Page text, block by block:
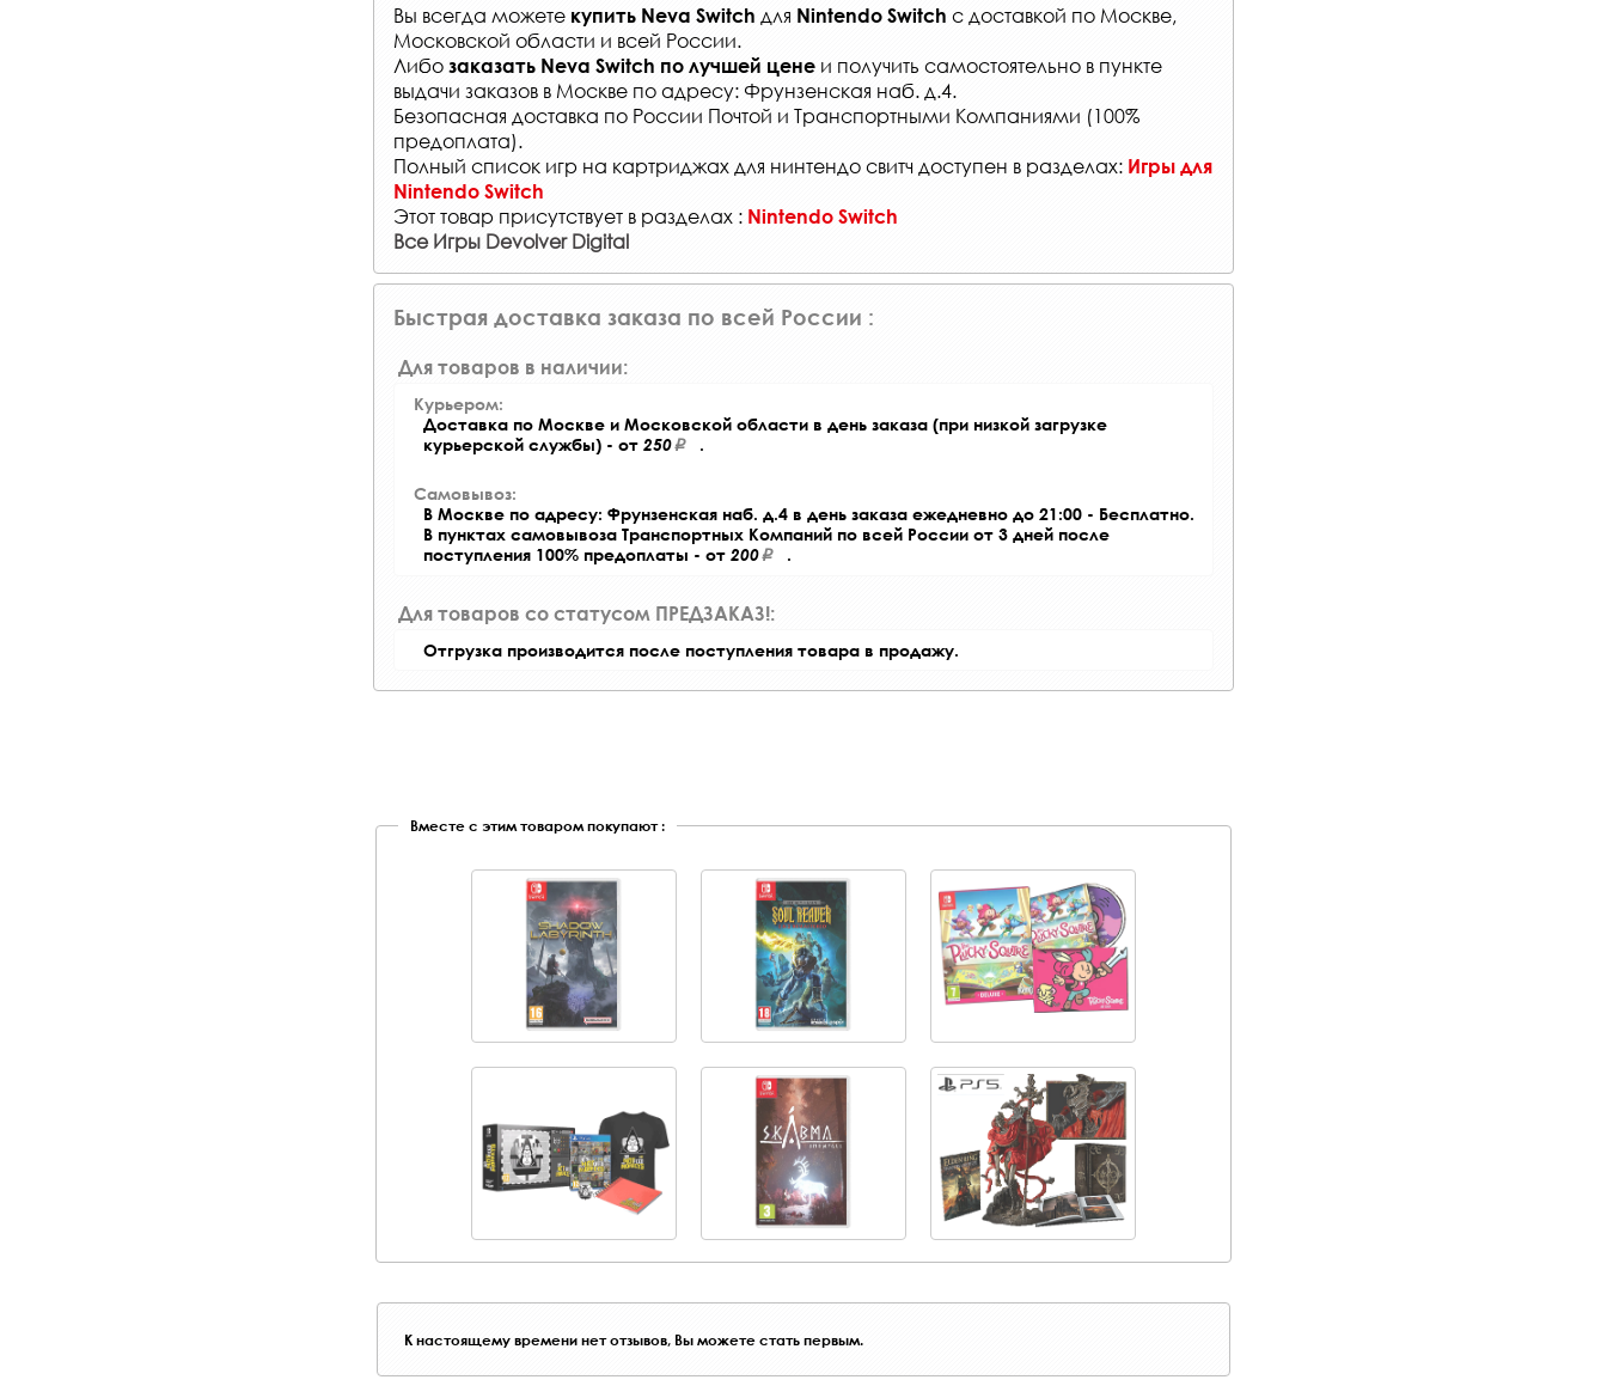
Вы всегда можете купить Neva Switch для Nintendo Switch с доставкой по Москве,
Московской области и всей России.
Либо заказать Neva Switch по лучшей цене и получить самостоятельно в пункте
выдачи заказов в Москве по адресу: Фрунзенская наб. д.4.
Безопасная доставка по России Почтой и Транспортными Компаниями (100%
предоплата).
Полный список игр на картриджах для нинтендо свитч доступен в разделах: Игры для
Nintendo Switch
Этот товар присутствует в разделах : Nintendo Switch
Все Игры Devolver Digital
Быстрая доставка заказа по всей России :
Для товаров в наличии:
Курьером:
Доставка по Москве и Московской области в день заказа (при низкой загрузке
курьерской службы) - от 250 .
Самовывоз:
В Москве по адресу: Фрунзенская наб. д.4 в день заказа ежедневно до 21:00 - Бесплатно.
В пунктах самовывоза Транспортных Компаний по всей России от 3 дней после
поступления 100% предоплаты - от 200 .
Для товаров со статусом ПРЕДЗАКАЗ!:
Отгрузка производится после поступления товара в продажу.
Вместе с этим товаром покупают :
К настоящему времени нет отзывов, Вы можете стать первым.